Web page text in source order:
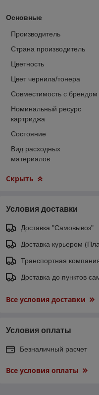
Основные
Производитель
Страна производитель
Цветность
Цвет чернила/тонера
Совместимость с брендом
Номинальный ресурс
картриджа
Состояние
Вид расходных
материалов
Скрыть
Условия доставки
Доставка "Самовывоз"
Доставка курьером
Транспортная
Доставка до пунктов
Все условия доставки
Условия оплаты
Безналичный расчет
Все условия оплаты